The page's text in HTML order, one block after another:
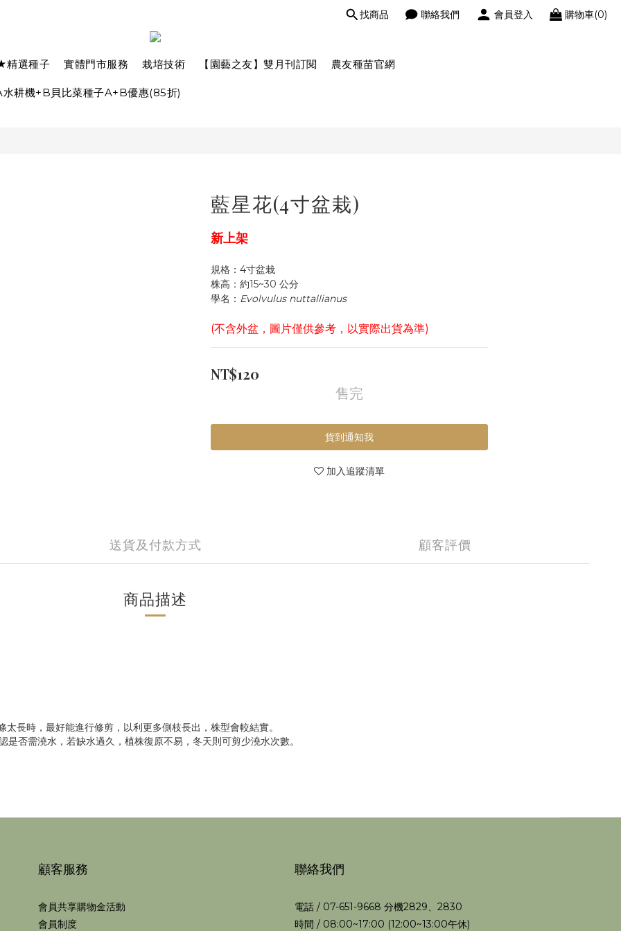
找商品 聯絡我們 會員登入 購物車(0)
精選種子 實體門市服務 栽培技術 【園藝之友】雙月刊訂閱 農友種苗官網
耕機+B貝比菜種子A+B優惠(85折)
藍星花(4寸盆栽)
新上架
規格：4寸盆栽
株高：約15~30 公分
學名： Evolvulus nuttallianus
(不含外盆，圖片僅供參考，以實際出貨為準)
NT$120
售完
貨到通知我
加入追蹤清單
送貨及付款方式 顧客評價
商品描述
，最好能進行修剪，以利更多側枝長出，株型會較結實。
澆水，若缺水過久，植株復原不易，冬天則可剪少澆水次數。
顧客服務
會員共享購物金活動
會員制度
聯絡我們
電話 / 07-651-9668 分機2829、2830
時間 / 08:00~17:00 (12:00~13:00午休)